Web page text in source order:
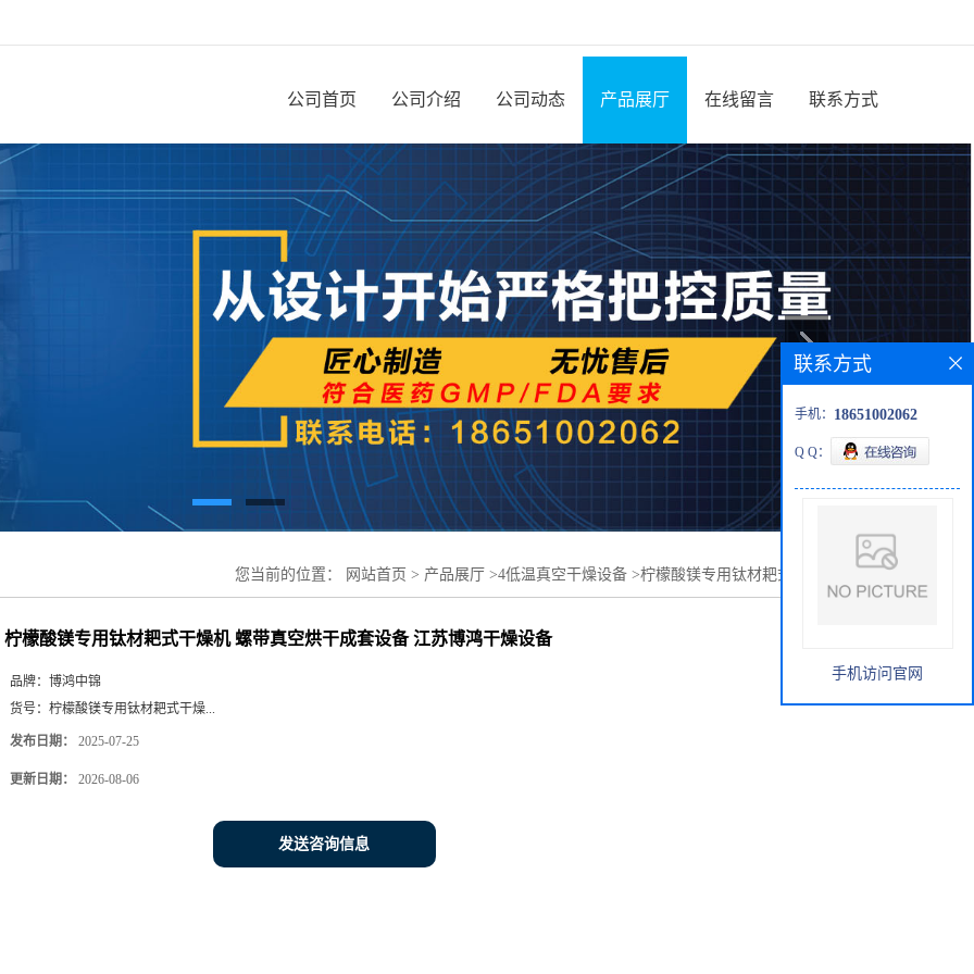
公司首页 公司介绍 公司动态 产品展厅 在线留言 联系方式
您当前的位置： 网站首页 > 产品展厅 >4低温真空干燥设备 >柠檬酸镁专用钛材耙式干燥机 螺带
柠檬酸镁专用钛材耙式干燥机 螺带真空烘干成套设备 江苏博鸿干燥设备
品牌： 博鸿中锦
货号： 柠檬酸镁专用钛材耙式干燥...
发布日期： 2025-07-25
更新日期： 2026-08-06
发送咨询信息
联系方式
手机： 18651002062
Q Q：
手机访问官网